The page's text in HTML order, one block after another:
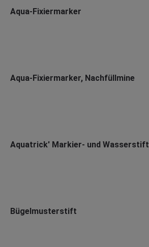
Aqua-Fixiermarker
Aqua-Fixiermarker, Nachfüllmine
Aquatrick' Markier- und Wasserstift
Bügelmusterstift